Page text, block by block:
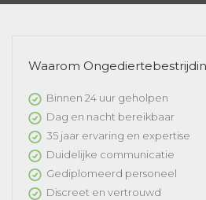
Waarom
Binnen 24 uur geholpen
Dag en nacht bereikbaar
35 jaar ervaring en expertise
Duidelijke communicatie
Gediplomeerd personeel
Discreet en vertrouwd